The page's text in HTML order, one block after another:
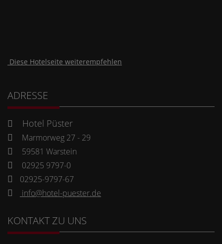
Diese Hotelseite weiterempfehlen
ADRESSE
Hotel Püster
Marmorweg 27 - 29
59581 Warstein
02925 9797-0
02925-9797-67
info@hotel-puester.de
KONTAKT ZU UNS